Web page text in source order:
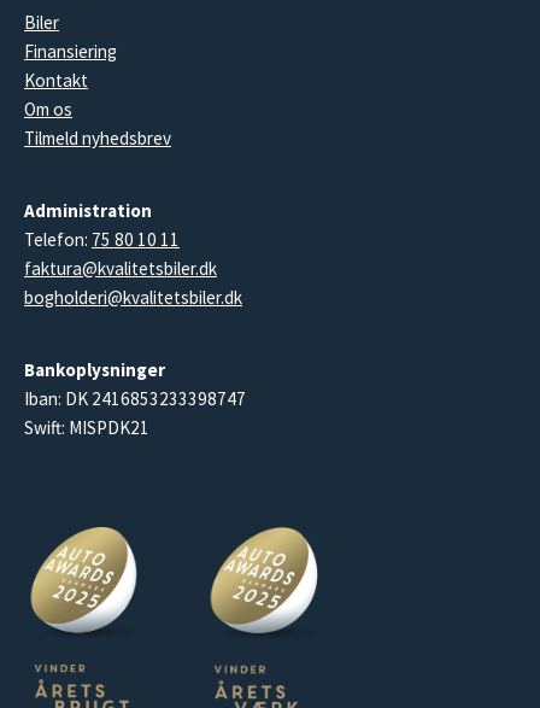
Biler
Finansiering
Kontakt
Om os
Tilmeld nyhedsbrev
Administration
Telefon: 75 80 10 11
faktura@kvalitetsbiler.dk
bogholderi@kvalitetsbiler.dk
Bankoplysninger
Iban: DK 2416853233398747
Swift: MISPDK21